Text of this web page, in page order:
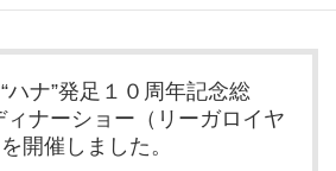
g
ハナ”発足１０周年記念総
ナーショー（リーガロイヤ
開催しました。